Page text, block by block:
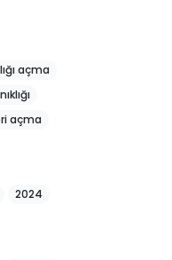
açma
açma
2024